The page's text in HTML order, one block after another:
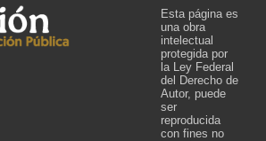
Esta página es
una obra
intelectual
protegida por
la Ley Federal
del Derecho de
Autor, puede
ser
reproducida
con fines no